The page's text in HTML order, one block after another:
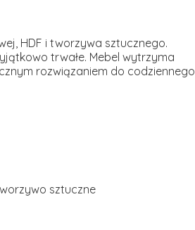
HDF i tworzywa sztucznego.
trwałe. Mebel wytrzyma
rozwiązaniem do codziennego
sztuczne